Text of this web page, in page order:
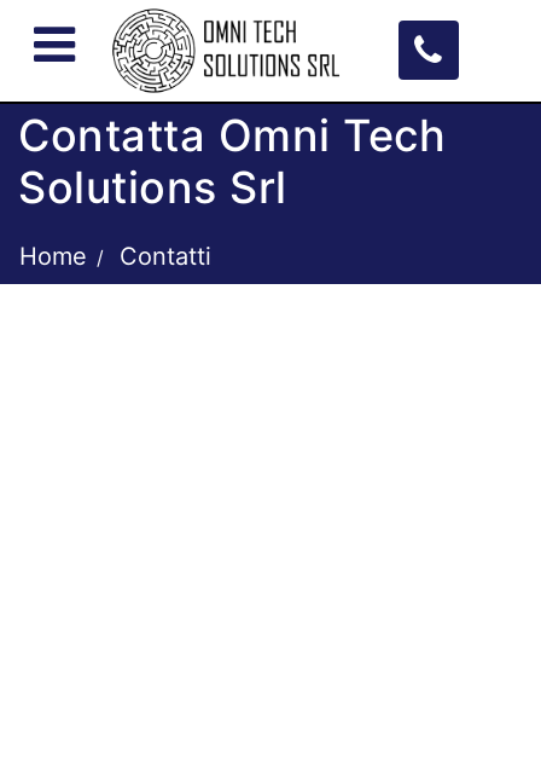
Open menu
Contatta Omni Tech
Solutions Srl
Home Contatti